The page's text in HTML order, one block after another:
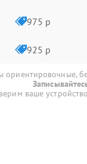
975 р
925 р
ориентировочные,
ваше